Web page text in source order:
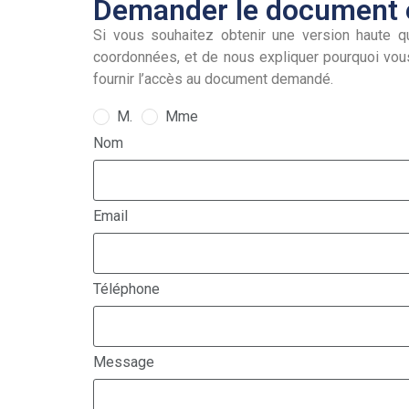
Demander le
Si vous souhaitez obtenir une version haute
coordonnées, et de nous expliquer pourquoi
fournir l’accès au document demandé.
M.
Mme
Nom
Email
Téléphone
Message